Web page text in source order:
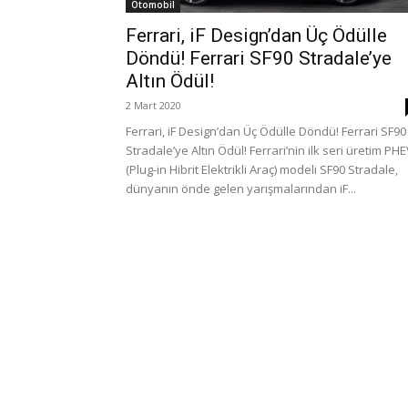
Otomobil
Ferrari, iF Design’dan Üç Ödülle
Döndü! Ferrari SF90 Stradale’ye
Altın Ödül!
2 Mart 2020
Ferrari, iF Design’dan Üç Ödülle Döndü! Ferrari SF90
Stradale’ye Altın Ödül! Ferrari’nin ilk seri üretim
(Plug-in Hibrit Elektrikli Araç) modeli SF90 Stradale,
dünyanın önde gelen yarışmalarından iF...